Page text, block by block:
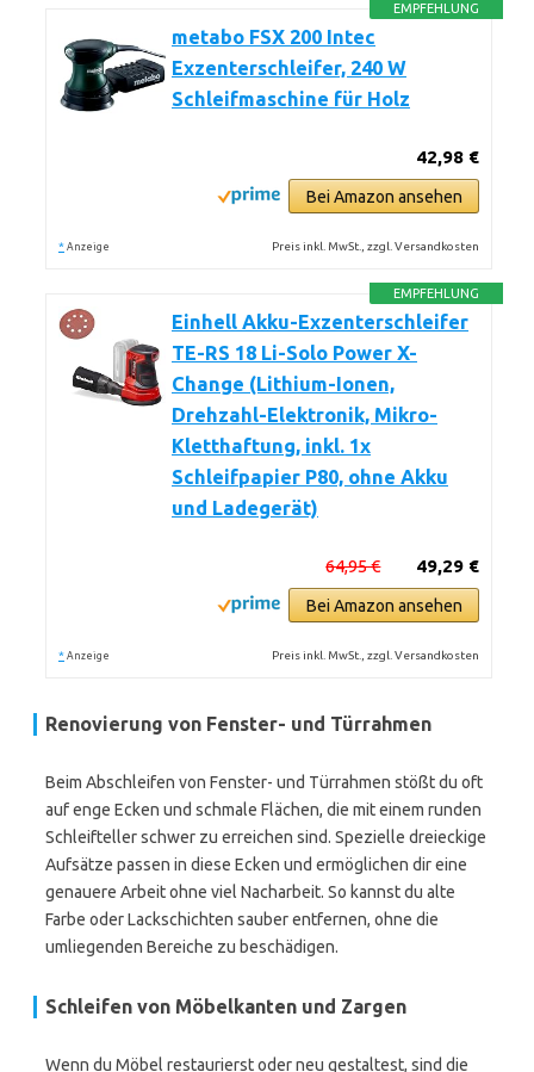
EMPFEHLUNG
metabo FSX 200 Intec
Exzenterschleifer, 240 W
Schleifmaschine für Holz
42,98 €
Bei Amazon ansehen
* Anzeige Preis inkl. MwSt., zzgl. Versandkosten
EMPFEHLUNG
Einhell Akku-Exzenterschleifer
TE-RS 18 Li-Solo Power X-
Change (Lithium-Ionen,
Drehzahl-Elektronik, Mikro-
Kletthaftung, inkl. 1x
Schleifpapier P80, ohne Akku
und Ladegerät)
49,29 €
64,95 €
Bei Amazon ansehen
* Anzeige Preis inkl. MwSt., zzgl. Versandkosten
Renovierung von Fenster- und Türrahmen
Beim Abschleifen von Fenster- und Türrahmen stößt du oft
auf enge Ecken und schmale Flächen, die mit einem runden
Schleifteller schwer zu erreichen sind. Spezielle dreieckige
Aufsätze passen in diese Ecken und ermöglichen dir eine
genauere Arbeit ohne viel Nacharbeit. So kannst du alte
Farbe oder Lackschichten sauber entfernen, ohne die
umliegenden Bereiche zu beschädigen.
Schleifen von Möbelkanten und Zargen
Wenn du Möbel restaurierst oder neu gestaltest, sind die